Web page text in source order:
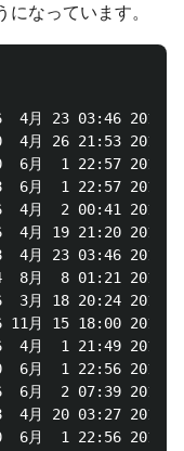
なっています。
月 23 03:46 2017
月 26 21:53 2017
月  1 22:57 2017
6月  1 22:57 2017
月  2 00:41 2016
月 19 21:20 2017
月 23 03:46 2017
月  8 01:21 2015
月 18 20:24 2017
月 15 18:00 2015
月  1 21:49 2017
月  1 22:56 2017
月  2 07:39 2017
月 20 03:27 2017
月  1 22:56 2017